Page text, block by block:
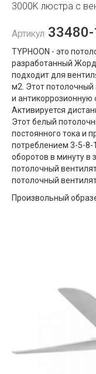
3000K люстра с
Артикул
TYPHOON - это
разработанный
подходит для
м2. Этот потолочный
и антикоррозионную
Активируется
Этот белый
постоянного тока и
потреблением 3-5-8-
оборотов в минуту в
потолочный
потолочный
Произвольный